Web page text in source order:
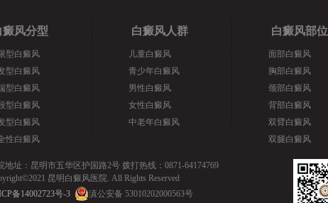
癜风分型
型白癜风
型白癜风
型白癜风
型白癜风
型白癜风
性白癜风
白癜风人群
儿童白癜风
青少年白癜风
男性白癜风
女性白癜风
中老年白癜风
白癜风部位
面部白癜风
胸部白癜风
颈部白癜风
背部白癜风
双臂白癜风
双腿白癜风
地址：昆明市五华区护国路2号 拨打热线：0871-64174769
昆明白癜风医院. All Rights Reserved
备14002723号-3
滇公安备 53010202000563号